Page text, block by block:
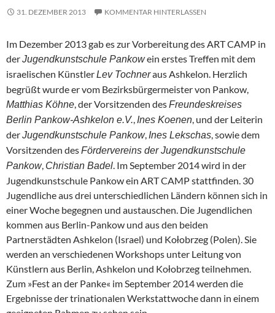
31. DEZEMBER 2013 KOMMENTAR HINTERLASSEN
Im Dezember 2013 gab es zur Vorbereitung des ART CAMP in
derJugendkunstschule Pankowein erstes Treffen mit dem
israelischen KünstlerLev Tochneraus Ashkelon. Herzlich
begrüßt wurde er vom Bezirksbürgermeister von Pankow,
Matthias Köhne, der Vorsitzenden desFreundeskreises
Berlin Pankow-Ashkelon e.V., Ines Koenen, und der Leiterin
derJugendkunstschule Pankow, Ines Lekschas, sowie dem
Vorsitzenden desFördervereins der Jugendkunstschule
Pankow, Christian Badel. Im September 2014 wird in der
Jugendkunstschule Pankow ein ART CAMP stattfinden. 30
Jugendliche aus drei unterschiedlichen Ländern können sich in
einer Woche begegnen und austauschen. Die Jugendlichen
kommen aus Berlin-Pankow und aus den beiden
Partnerstädten Ashkelon (Israel) und Kołobrzeg (Polen). Sie
werden an verschiedenen Workshops unter Leitung von
Künstlern aus Berlin, Ashkelon und Kołobrzeg teilnehmen.
Zum »Fest an der Panke« im September 2014 werden die
Ergebnisse der trinationalen Werkstattwoche dann in einem